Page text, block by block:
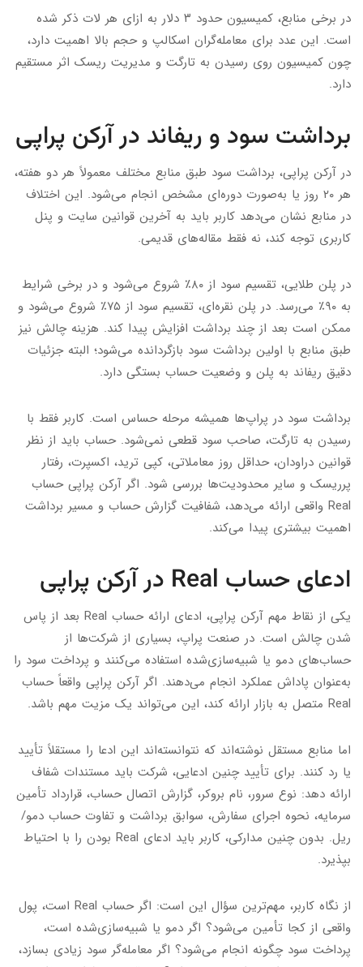
در برخی منابع، کمیسیون حدود ۳ دلار به ازای هر لات ذکر شده
است. این عدد برای معامله‌گران اسکالپ و حجم بالا اهمیت دارد،
چون کمیسیون روی رسیدن به تارگت و مدیریت ریسک اثر مستقیم
دارد.
برداشت سود و ریفاند در آرکن پراپی
در آرکن پراپی، برداشت سود طبق منابع مختلف معمولاً هر دو هفته،
هر ۲۰ روز یا به‌صورت دوره‌ای مشخص انجام می‌شود. این اختلاف
در منابع نشان می‌دهد کاربر باید به آخرین قوانین سایت و پنل
کاربری توجه کند، نه فقط مقاله‌های قدیمی.
در پلن طلایی، تقسیم سود از ۸۰٪ شروع می‌شود و در برخی شرایط
به ۹۰٪ می‌رسد. در پلن نقره‌ای، تقسیم سود از ۷۵٪ شروع می‌شود و
ممکن است بعد از چند برداشت افزایش پیدا کند. هزینه چالش نیز
طبق منابع با اولین برداشت سود بازگردانده می‌شود؛ البته جزئیات
دقیق ریفاند به پلن و وضعیت حساب بستگی دارد.
برداشت سود در پراپ‌ها همیشه مرحله حساس است. کاربر فقط با
رسیدن به تارگت، صاحب سود قطعی نمی‌شود. حساب باید از نظر
قوانین دراودان، حداقل روز معاملاتی، کپی ترید، اکسپرت، رفتار
پرریسک و سایر محدودیت‌ها بررسی شود. اگر آرکن پراپی حساب
Real واقعی ارائه می‌دهد، شفافیت گزارش حساب و مسیر برداشت
اهمیت بیشتری پیدا می‌کند.
ادعای حساب Real در آرکن پراپی
یکی از نقاط مهم آرکن پراپی، ادعای ارائه حساب Real بعد از پاس
شدن چالش است. در صنعت پراپ، بسیاری از شرکت‌ها از
حساب‌های دمو یا شبیه‌سازی‌شده استفاده می‌کنند و پرداخت سود را
به‌عنوان پاداش عملکرد انجام می‌دهند. اگر آرکن پراپی واقعاً حساب
Real متصل به بازار ارائه کند، این می‌تواند یک مزیت مهم باشد.
اما منابع مستقل نوشته‌اند که نتوانسته‌اند این ادعا را مستقلاً تأیید
یا رد کنند. برای تأیید چنین ادعایی، شرکت باید مستندات شفاف
ارائه دهد: نوع سرور، نام بروکر، گزارش اتصال حساب، قرارداد تأمین
سرمایه، نحوه اجرای سفارش، سوابق برداشت و تفاوت حساب دمو/
ریل. بدون چنین مدارکی، کاربر باید ادعای Real بودن را با احتیاط
بپذیرد.
از نگاه کاربر، مهم‌ترین سؤال این است: اگر حساب Real است، پول
واقعی از کجا تأمین می‌شود؟ اگر دمو یا شبیه‌سازی‌شده است،
پرداخت سود چگونه انجام می‌شود؟ اگر معامله‌گر سود زیادی بسازد،